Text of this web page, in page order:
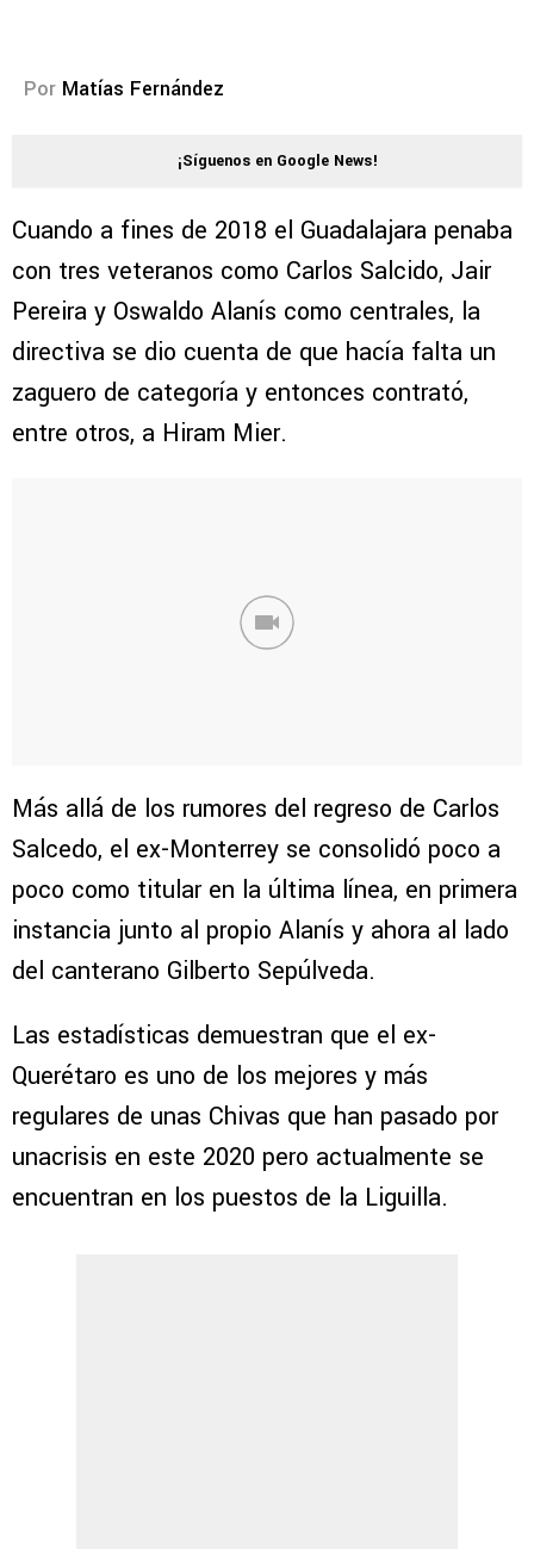
Por Matías Fernández
¡Síguenos en Google News!
Cuando a fines de 2018 el Guadalajara penaba
con tres veteranos como Carlos Salcido, Jair
Pereira y Oswaldo Alanís como centrales, la
directiva se dio cuenta de que hacía falta un
zaguero de categoría y entonces contrató,
entre otros, a Hiram Mier.
Más allá de los rumores del regreso de Carlos
Salcedo, el ex-Monterrey se consolidó poco a
poco como titular en la última línea, en primera
instancia junto al propio Alanís y ahora al lado
del canterano Gilberto Sepúlveda.
Las estadísticas demuestran que el ex-
Querétaro es uno de los mejores y más
regulares de unas Chivas que han pasado por
unacrisis en este 2020 pero actualmente se
encuentran en los puestos de la Liguilla.